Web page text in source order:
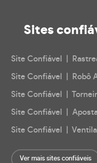
Sites
Site Confiável |
Site Confiável | Robô
Site Confiável |
Site Confiável |
Site Confiável |
Ver mais sites confiáveis